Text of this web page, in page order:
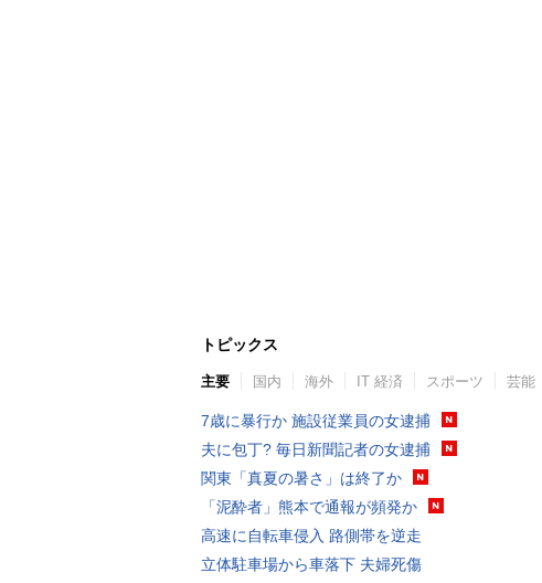
トピックス
主要 国内 海外 IT 経済 スポーツ 芸能
7歳に暴行か 施設従業員の女逮捕
夫に包丁? 毎日新聞記者の女逮捕
関東「真夏の暑さ」は終了か
「泥酔者」熊本で通報が頻発か
高速に自転車侵入 路側帯を逆走
立体駐車場から車落下 夫婦死傷